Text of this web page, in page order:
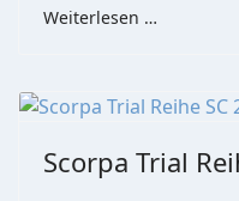
Weiterlesen …
Scorpa Trial